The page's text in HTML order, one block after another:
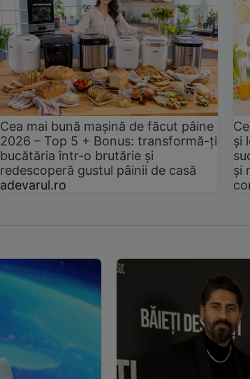
Cea mai bună mașină de făcut pâine
2026 – Top 5 + Bonus: transformă-ți
bucătăria într-o brutărie și
redescoperă gustul pâinii de casă
adevarul.ro
și
și